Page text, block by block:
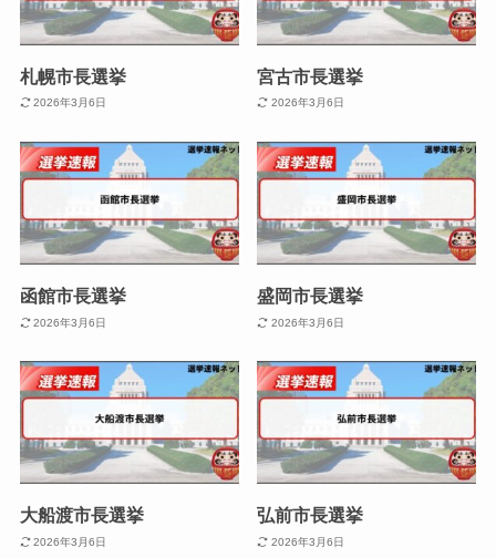
札幌市長選挙
2026年3月6日
宮古市長選挙
2026年3月6日
函館市長選挙
2026年3月6日
盛岡市長選挙
2026年3月6日
大船渡市長選挙
2026年3月6日
弘前市長選挙
2026年3月6日